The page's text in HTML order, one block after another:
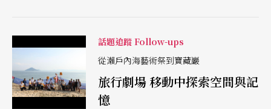
這個地方有連結嗎？ 於是，本期雜誌邀請花蓮縣
牛犁社區交流協會的楊富民擔任客座總編輯，並作
為對談人，與甫完成2022年花蓮城市空間藝術節規
另一個「離開花蓮許久的花蓮人」的對話，重新開
像。
話題追蹤 Follow-ups
從瀨戶內海藝術祭到寶藏巖
旅行劇場 移動中探索空間與記
憶